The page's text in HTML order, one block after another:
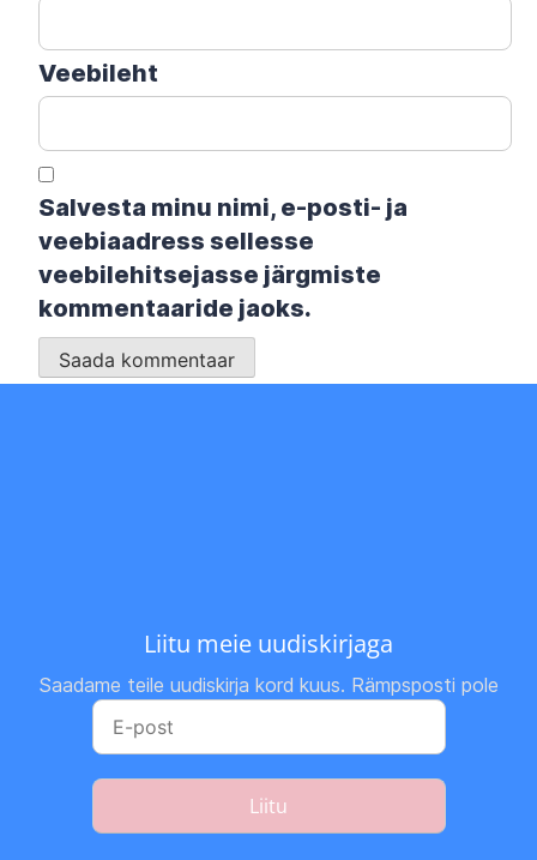
Veebileht
Salvesta minu nimi, e-posti- ja
veebiaadress sellesse
veebilehitsejasse järgmiste
kommentaaride jaoks.
Liitu meie uudiskirjaga
Saadame teile uudiskirja kord kuus. Rämpsposti pole
Liitu